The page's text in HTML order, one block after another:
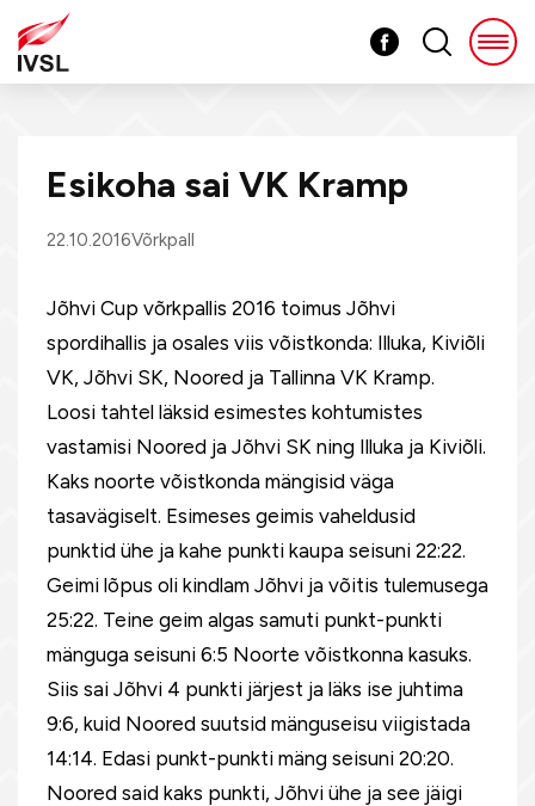
Esikoha sai VK Kramp
22.10.2016Võrkpall
Jõhvi Cup võrkpallis 2016 toimus Jõhvi
spordihallis ja osales viis võistkonda: Illuka, Kiviõli
VK, Jõhvi SK, Noored ja Tallinna VK Kramp.
Loosi tahtel läksid esimestes kohtumistes
vastamisi Noored ja Jõhvi SK ning Illuka ja Kiviõli.
Kaks noorte võistkonda mängisid väga
tasavägiselt. Esimeses geimis vaheldusid
punktid ühe ja kahe punkti kaupa seisuni 22:22.
Geimi lõpus oli kindlam Jõhvi ja võitis tulemusega
25:22. Teine geim algas samuti punkt-punkti
mänguga seisuni 6:5 Noorte võistkonna kasuks.
Siis sai Jõhvi 4 punkti järjest ja läks ise juhtima
9:6, kuid Noored suutsid mänguseisu viigistada
14:14. Edasi punkt-punkti mäng seisuni 20:20.
Noored said kaks punkti, Jõhvi ühe ja see jäigi